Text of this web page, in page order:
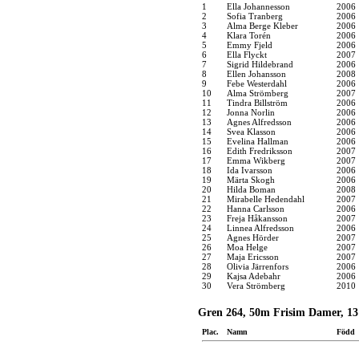
1 Ella Johannesson
2006
2
Sofia Tranberg
2006
3
Alma Berge Kleber
2006
4
Klara Torén
2006
5
Emmy Fjeld
2006
6
Ella Flyckt
2007
7
Sigrid Hildebrand
2006
8
Ellen Johansson
2008
9
Febe Westerdahl
2006
10
Alma Strömberg
2007
11
Tindra Billström
2006
12
Jonna Norlin
2006
13
Agnes Alfredsson
2006
14
Svea Klasson
2006
15
Evelina Hallman
2006
16
Edith Fredriksson
2007
17
Emma Wikberg
2007
18
Ida Ivarsson
2006
19
Märta Skogh
2006
20
Hilda Boman
2008
21
Mirabelle Hedendahl
2007
22
Hanna Carlsson
2006
23
Freja Håkansson
2007
24
Linnea Alfredsson
2006
25
Agnes Hörder
2007
26
Moa Helge
2007
27
Maja Ericsson
2007
28
Olivia Järrenfors
2006
29
Kajsa Adebahr
2006
30
Vera Strömberg 2010
Gren 264, 50m Frisim Damer,
Plac. Namn Född